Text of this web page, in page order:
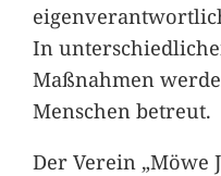
In
Maßnahmen
Menschen betreut.
Der Verein „Möwe